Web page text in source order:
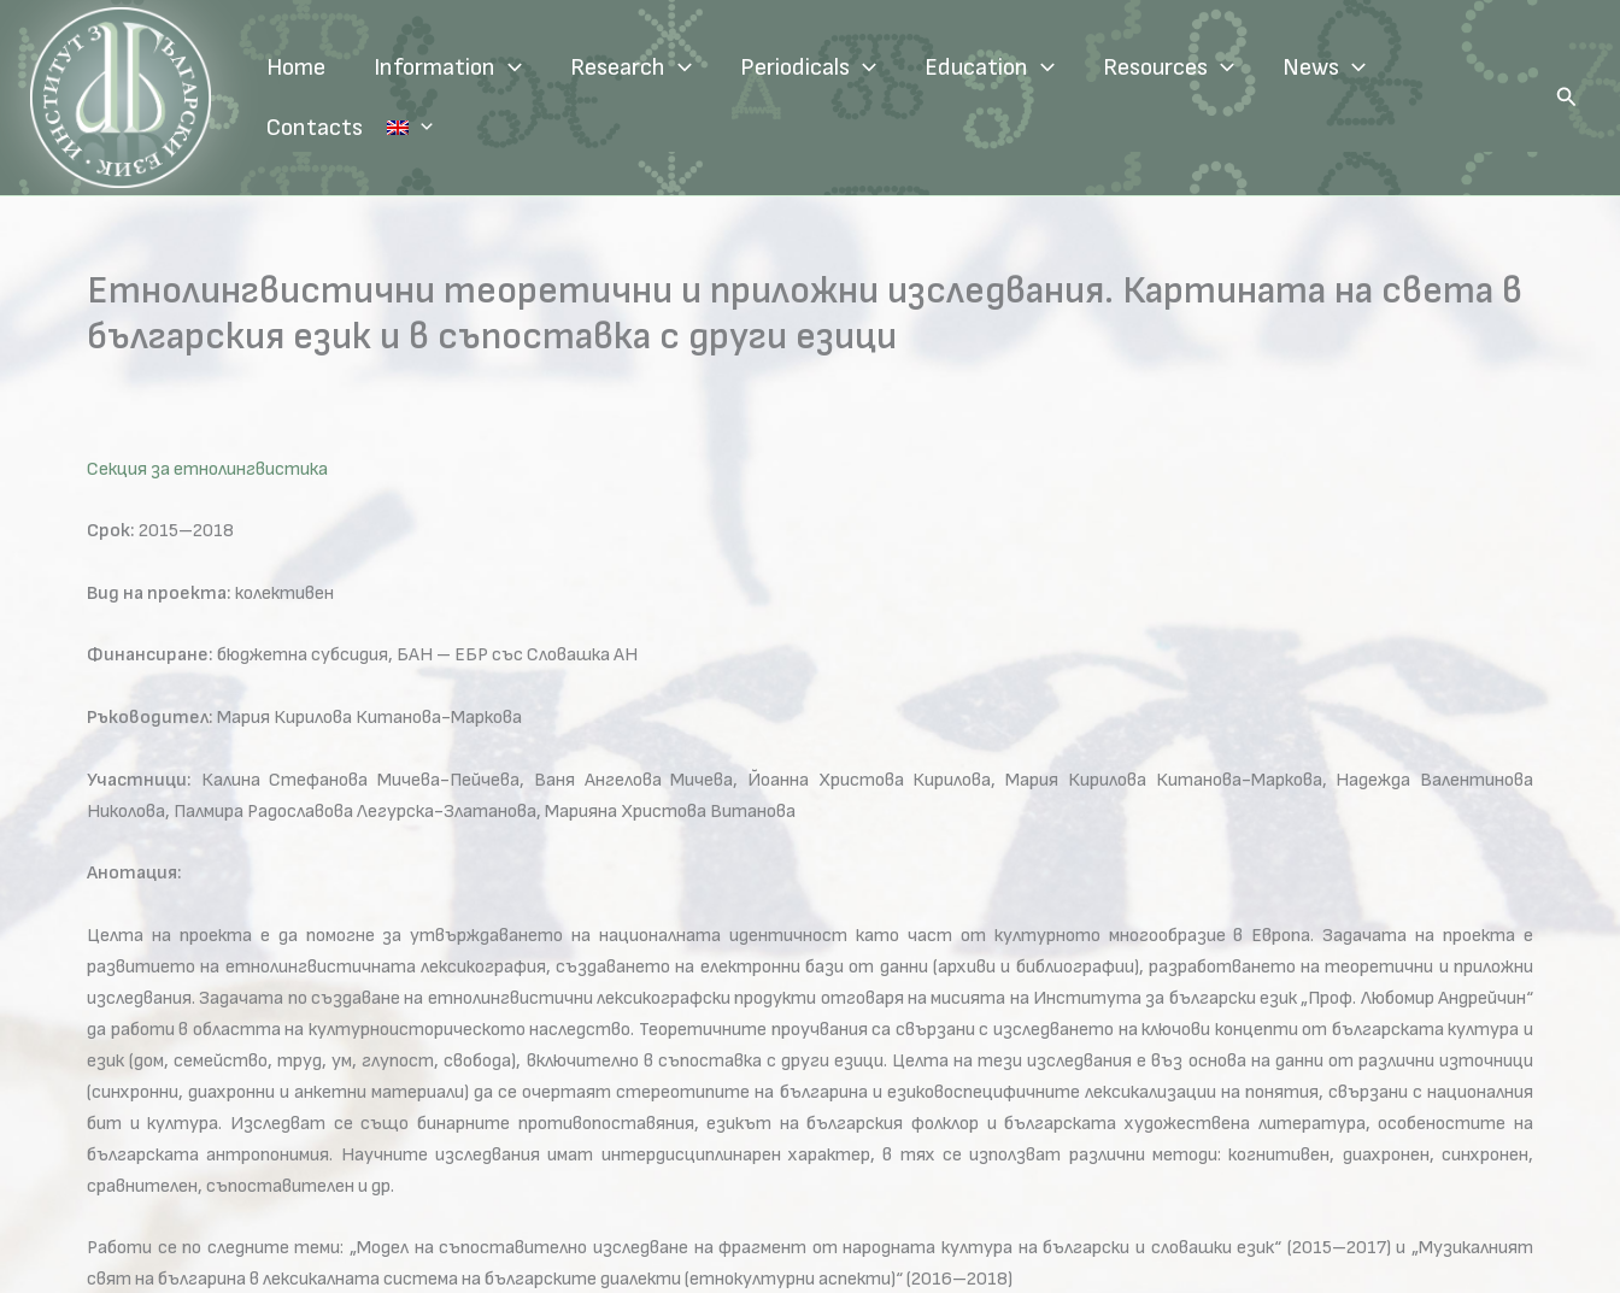
content
Home Information Research Periodicals Education Resources News
Contacts
Search
Етнолингвистични теоретични и приложни изследвания. Картината на света в
българския език и в съпоставка с други езици
Секция за етнолингвистика
Срок: 2015–2018
Вид на проекта: колективен
Финансиране: бюджетна субсидия, БАН – ЕБР със Словашка АН
Ръководител: Мария Кирилова Китанова-Маркова
Участници: Калина Стефанова Мичева-Пейчева, Ваня Ангелова Мичева, Йоанна Христова Кирилова, Мария Кирилова Китанова-Маркова, Надежда Валентинова
Николова, Палмира Радославова Легурска-Златанова, Марияна Христова Витанова
Анотация:
Целта на проекта е да помогне за утвърждаването на националната идентичност като част от културното многообразие в Европа. Задачата на проекта е
развитието на етнолингвистичната лексикография, създаването на електронни бази от данни (архиви и библиографии), разработването на теоретични и приложни
изследвания. Задачата по създаване на етнолингвистични лексикографски продукти отговаря на мисията на Института за български език „Проф. Любомир Андрейчин“
да работи в областта на културноисторическото наследство. Теоретичните проучвания са свързани с изследването на ключови концепти от българската култура и
език (дом, семейство, труд, ум, глупост, свобода), включително в съпоставка с други езици. Целта на тези изследвания е въз основа на данни от различни източници
(синхронни, диахронни и анкетни материали) да се очертаят стереотипите на българина и езиковоспецифичните лексикализации на понятия, свързани с националния
бит и култура. Изследват се също бинарните противопоставяния, езикът на българския фолклор и българската художествена литература, особеностите на
българската антропонимия. Научните изследвания имат интердисциплинарен характер, в тях се използват различни методи: когнитивен, диахронен, синхронен,
сравнителен, съпоставителен и др.
Работи се по следните теми: „Модел на съпоставително изследване на фрагмент от народната култура на български и словашки език“ (2015–2017) и „Музикалният
свят на българина в лексикалната система на българските диалекти (етнокултурни аспекти)“ (2016–2018)